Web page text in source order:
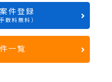
件登録
数料無料）
一覧